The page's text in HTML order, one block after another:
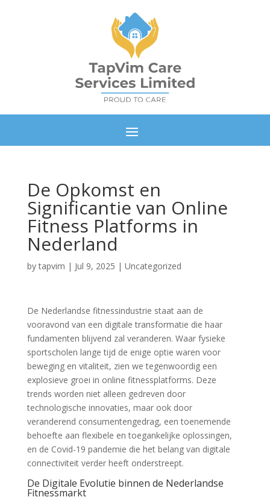
De Opkomst en
Significantie van Online
Fitness Platforms in
Nederland
bytapvim | Jul 9, 2025 | Uncategorized
De Nederlandse fitnessindustrie staat aan de
vooravond van een digitale transformatie die haar
fundamenten blijvend zal veranderen. Waar fysieke
sportscholen lange tijd de enige optie waren voor
beweging en vitaliteit, zien we tegenwoordig een
explosieve groei in online fitnessplatforms. Deze
trends worden niet alleen gedreven door
technologische innovaties, maar ook door
veranderend consumentengedrag, een toenemende
behoefte aan flexibele en toegankelijke oplossingen,
en de Covid-19 pandemie die het belang van digitale
connectiviteit verder heeft onderstreept.
De Digitale Evolutie binnen de Nederlandse
Fitnessmarkt